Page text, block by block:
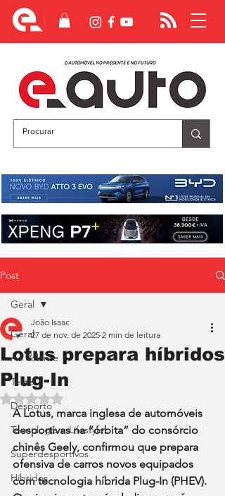
Post
Geral
Ao Volante
Teste
Desporto
Tecnologia e Lifestyle
Superdesportivos
Híbridos
Geral
Lotus prepara híbridos
Plug-In
João Isaac
27 de nov. de 2025 2 min de leitura
Avaliado com NaN de 5 estrelas.
A Lotus, marca inglesa de automóveis
desportivas na “órbita” do consórcio
chinês Geely, confirmou que prepara
ofensiva de carros novos equipados
com tecnologia híbrida Plug-In (PHEV).